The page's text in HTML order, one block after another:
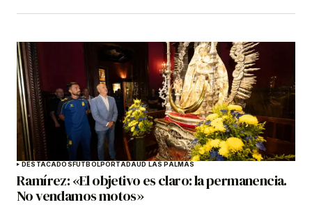
DESTACADOSFÚTBOLPORTADAUD LAS PALMAS
Ramírez: «El objetivo es claro: la permanencia.
No vendamos motos»